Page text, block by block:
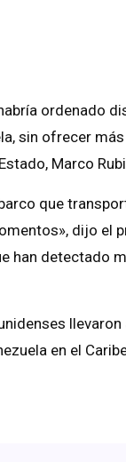
ordenado
sin ofrecer
Marco
que
dijo el
han detectado
en el